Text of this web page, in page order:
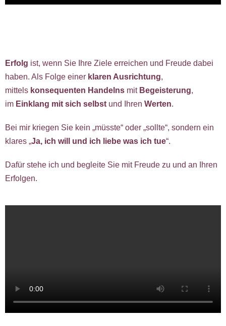
Erfolg ist, wenn Sie Ihre Ziele erreichen und Freude dabei
haben. Als Folge einer klaren Ausrichtung,
mittels konsequenten Handelns mit Begeisterung,
im Einklang mit sich selbst und Ihren Werten.
Bei mir kriegen Sie kein „müsste“ oder „sollte“, sondern ein
klares „Ja, ich will und ich liebe was ich tue“.
Dafür stehe ich und begleite Sie mit Freude zu und an Ihren
Erfolgen.